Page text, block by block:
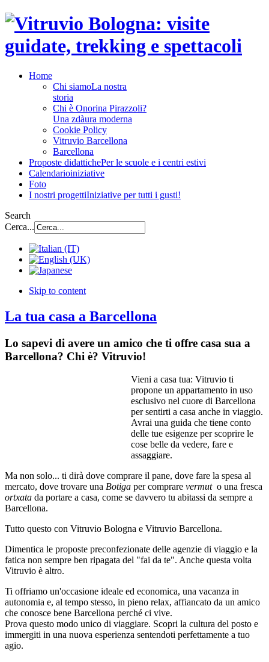
Home
Chi siamoLa nostra
storia
Chi è Onorina Pirazzoli?
Una zdàura moderna
Cookie Policy
Vitruvio Barcellona
Barcellona
Proposte didattichePer le scuole e i centri estivi
Calendarioiniziative
Foto
I nostri progettiIniziative per tutti i gusti!
Search
Cerca...
Skip to content
La tua casa a Barcellona
Lo sapevi di avere un amico che ti offre casa sua a
Barcellona? Chi è? Vitruvio!
Vieni a casa tua: Vitruvio ti
propone un appartamento in uso
esclusivo nel cuore di Barcellona
per sentirti a casa anche in viaggio.
Avrai una guida che tiene conto
delle tue esigenze per scoprire le
cose belle da vedere, fare e
assaggiare.
Ma non solo... ti dirà dove comprare il pane, dove fare la spesa al
mercato, dove trovare una Botiga per comprare vermuto una fresca
ortxata da portare a casa, come se davvero tu abitassi da sempre a
Barcellona.
Tutto questo con Vitruvio Bologna e Vitruvio Barcellona.
Dimentica le proposte preconfezionate delle agenzie di viaggio e la
fatica non sempre ben ripagata del "fai da te". Anche questa volta
Vitruvio è altro.
Ti offriamo un'occasione ideale ed economica, una vacanza in
autonomia e, al tempo stesso, in pieno relax, affiancato da un amico
che conosce bene Barcellona perché ci vive.
Prova questo modo unico di viaggiare. Scopri la cultura del posto e
immergiti in una nuova esperienza sentendoti perfettamente a tuo
agio.